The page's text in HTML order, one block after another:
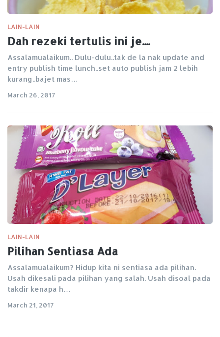
LAIN-LAIN
Dah rezeki tertulis ini je....
Assalamualaikum.. Dulu-dulu..tak de la nak update and
entry publish time lunch..set auto publish jam 2 lebih
kurang..bajet mas…
March 26, 2017
LAIN-LAIN
Pilihan Sentiasa Ada
Assalamualaikum? Hidup kita ni sentiasa ada pilihan.
Usah dikesali pada pilihan yang salah. Usah disoal pada
takdir kenapa h…
March 21, 2017